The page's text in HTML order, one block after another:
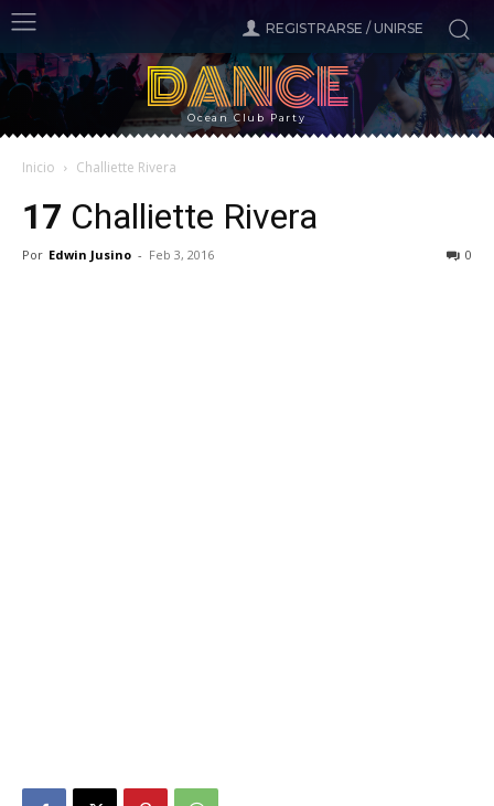
REGISTRARSE / UNIRSE
DANCE
Ocean Club Party
Inicio Challiette Rivera
17 Challiette Rivera
Por Edwin Jusino - Feb 3, 2016 0